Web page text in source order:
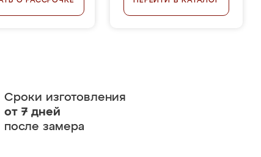
Сроки изготовления
от 7 дней
после замера